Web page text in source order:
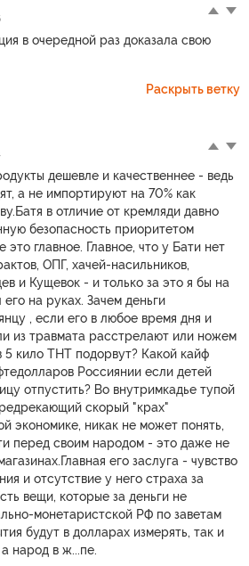
в очередной раз доказала свою
Раскрыть ветку
дешевле и качественнее - ведь
а не импортируют на 70% как
в отличие от кремляди давно
безопасность приоритетом
главное. Главное, что у Бати нет
ОПГ, хачей-насильников,
и Кущевок - и только за это я бы на
на руках. Зачем деньги
, если его в любое время дня и
из травмата расстрелают или ножем
кило ТНТ подорвут? Какой кайф
Россиянии если детей
отпустить? Во внутримкадье тупой
скорый "крах"
экономике, никак не может понять,
перед своим народом - это даже не
его заслуга - чувство
и отсутствие у него страха за
вещи, котoрые за деньги не
монетаристской РФ по заветам
будут в долларах измерять, так и
народ в ж...пе.